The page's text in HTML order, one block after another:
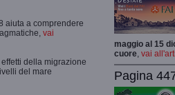
aiuta a comprendere
vai
della migrazione
del mare
maggio al 15
cuore, vai
Pagina